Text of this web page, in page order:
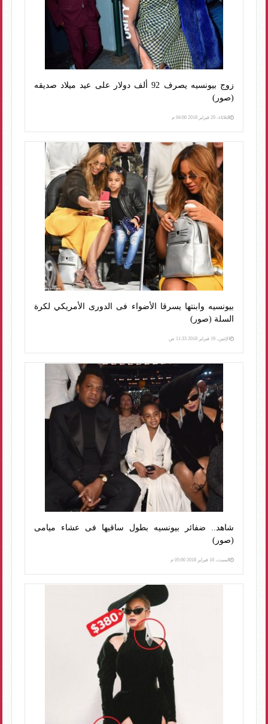
زوج بيونسيه يصرف 92 ألف دولار على عيد ميلاد صديقه
(صور)
الثلاثاء، 20 فبراير 2018 04:00 م
بيونسيه وابنتها يسرقا الأضواء فى الدورى الأمريكي لكرة
السلة (صور)
الإثنين، 19 فبراير 2018 11:33 ص
شاهد.. ضفائر بيونسيه بطول ساقيها فى عشاء ميامى
(صور)
السبت، 10 فبراير 2018 05:00 م